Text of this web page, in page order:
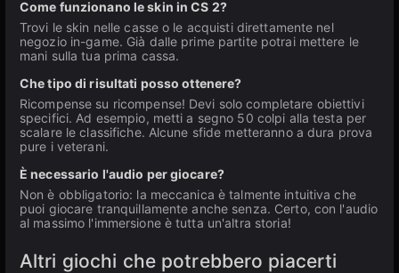
Come funzionano le skin in CS 2?
Trovi le skin nelle casse o le acquisti direttamente nel
negozio in-game. Già dalle prime partite potrai mettere le
mani sulla tua prima cassa.
Che tipo di risultati posso ottenere?
Ricompense su ricompense! Devi solo completare obiettivi
specifici. Ad esempio, metti a segno 50 colpi alla testa per
scalare le classifiche. Alcune sfide metteranno a dura prova
pure i veterani.
È necessario l'audio per giocare?
Non è obbligatorio: la meccanica è talmente intuitiva che
puoi giocare tranquillamente anche senza. Certo, con l'audio
al massimo l'immersione è tutta un'altra storia!
Altri giochi che potrebbero piacerti